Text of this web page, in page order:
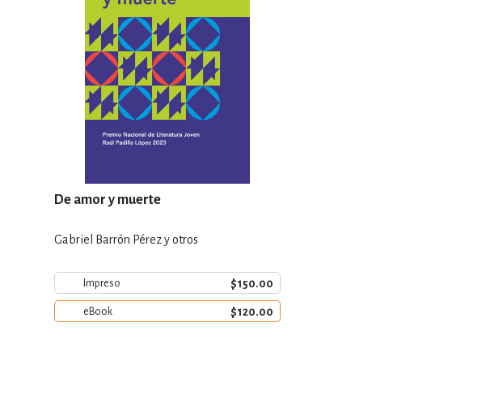
De amor y muerte
Gabriel Barrón Pérez y otros
Impreso $150.00
eBook $120.00